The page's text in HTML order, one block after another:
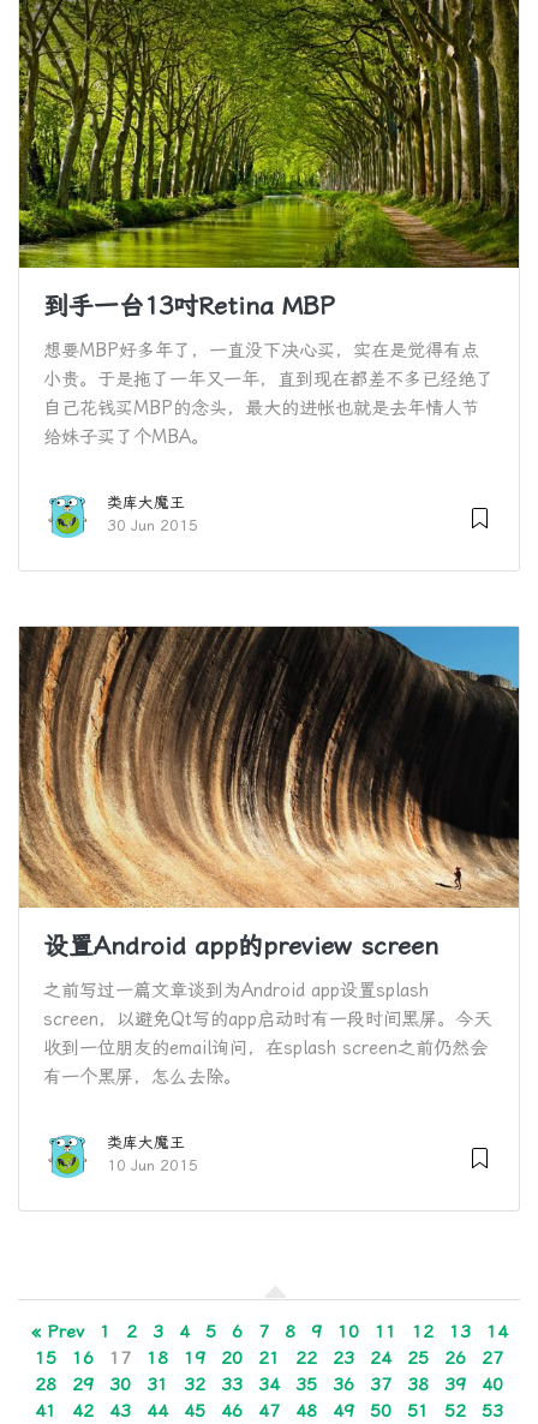
到手一台13吋Retina MBP
想要MBP好多年了，一直没下决心买，实在是觉得有点
小贵。于是拖了一年又一年，直到现在都差不多已经绝了
自己花钱买MBP的念头，最大的进帐也就是去年情人节
给妹子买了个MBA。
类库大魔王
30 Jun 2015
设置Android app的preview screen
之前写过一篇文章谈到为Android app设置splash
screen，以避免Qt写的app启动时有一段时间黑屏。今天
收到一位朋友的email询问，在splash screen之前仍然会
有一个黑屏，怎么去除。
类库大魔王
10 Jun 2015
« Prev 1 2 3 4 5 6 7 8 9 10 11 12 13
14
15
16 17 18 19 20 21 22 23 24 25 26
27
28
29 30 31 32 33 34 35 36 37 38 39
40
41
42 43 44 45 46 47 48 49 50 51 52
53